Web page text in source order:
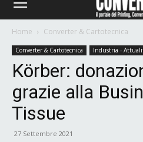
Home Converter & Cartotecnica
Converter & Cartotecnica Industria -
Körber:
grazie alla
Tissue
27 Settembre 2021